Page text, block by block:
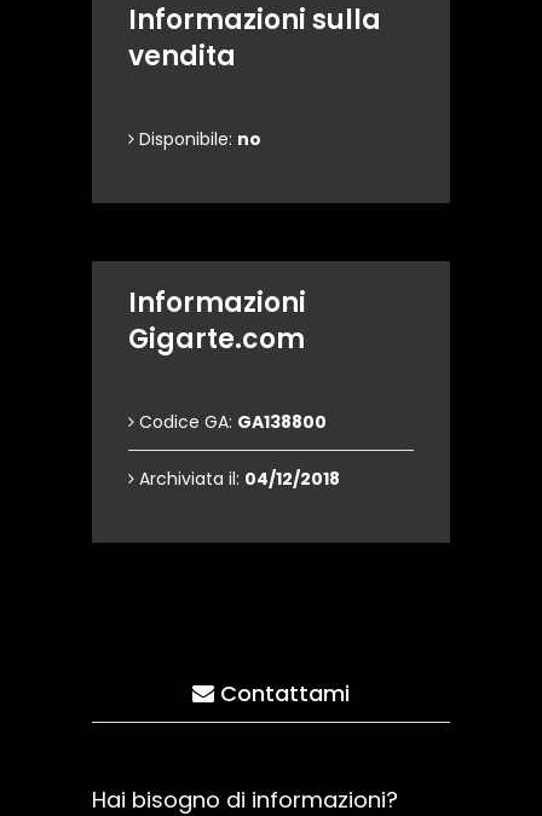
Informazioni sulla
vendita
Disponibile: no
Informazioni
Gigarte.com
Codice GA: GA138800
Archiviata il: 04/12/2018
Contattami
Hai bisogno di informazioni?